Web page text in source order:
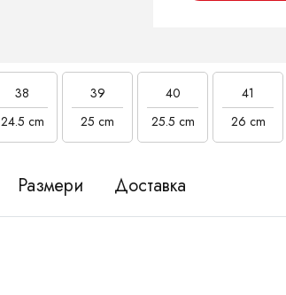
38
24.5 cm
39
25 cm
40
25.5 cm
41
26 cm
Размери Доставка